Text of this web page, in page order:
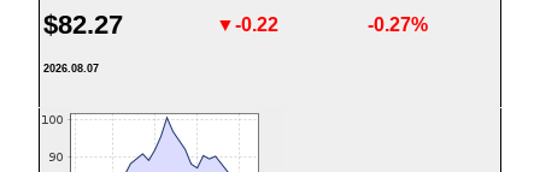
$82.27 ▼-0.22 -0.27%
2026.08.07